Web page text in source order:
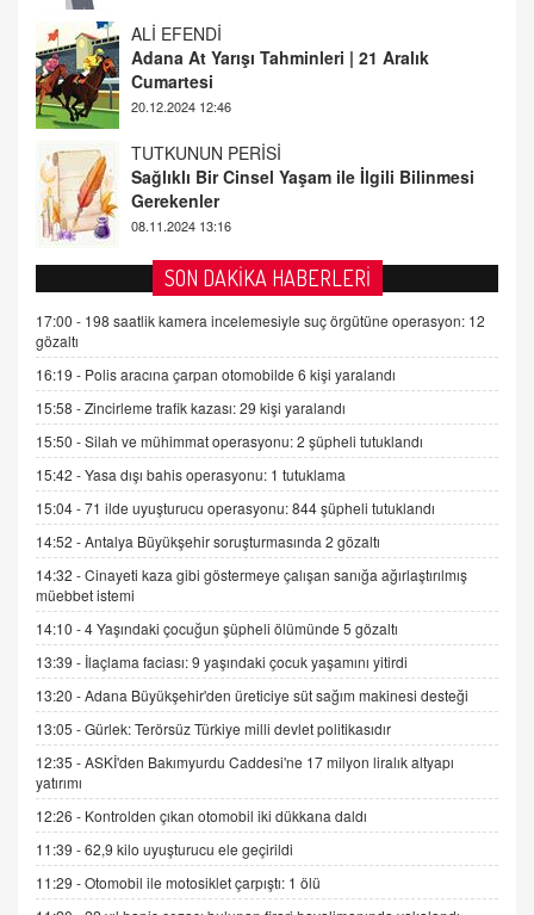
TUTKUNUN PERİSİ
Sağlıklı Bir Cinsel Yaşam ile İlgili Bilinmesi
Gerekenler
08.11.2024 13:16
FARUK ÖNALAN
Tezkere Onaylanmasaydı…
2 Kasım 2021 Salı 00:11
AV. DOĞAN CAN DOĞAN
Kişisel verilerin korunması ve dijital hukukun
gelişimi
SEHER EREK
Kış Ayları Geldi, Hangi Önlemler Alınmalı?
9.12.2025 10:11
İNCİ GÜL AKÖL
Trump Keşke Adana'yı da Ziyaret Etse...
06.07.2026 13:00
ADEM AKÖL
Esed Destekçilerinin Yüzüne Vurulan Şamar:
Sednaya
11.12.2024 12:30
DR. EKREM ASLAN
Gerçek Ne, Algı Ne? "Beraber Yürüyoruz"
Cümlesinin Peşinden
19.07.2025 12:45
GÖNÜL MENEKŞE
Şifacının Yolu
SON DAKİKA HABERLERİ
17:00 - 198 saatlik kamera incelemesiyle suç örgütüne operasyon: 12
gözaltı
16:19 - Polis aracına çarpan otomobilde 6 kişi yaralandı
15:58 -Zincirleme trafik kazası: 29 kişi yaralandı
15:50 -Silah ve mühimmat operasyonu: 2 şüpheli tutuklandı
15:42 -Yasa dışı bahis operasyonu: 1 tutuklama
15:04 -71 ilde uyuşturucu operasyonu: 844 şüpheli tutuklandı
14:52 -Antalya Büyükşehir soruşturmasında 2 gözaltı
14:32 -Cinayeti kaza gibi göstermeye çalışan sanığa ağırlaştırılmış
müebbet istemi
14:10 -4 Yaşındaki çocuğun şüpheli ölümünde 5 gözaltı
13:39 - İlaçlama faciası: 9 yaşındaki çocuk yaşamını yitirdi
13:20 -Adana Büyükşehir'den üreticiye süt sağım makinesi desteği
13:05 -Gürlek: Terörsüz Türkiye milli devlet politikasıdır
12:35 -ASKİ'den Bakımyurdu Caddesi'ne 17 milyon liralık altyapı
yatırımı
12:26 - Kontrolden çıkan otomobil iki dükkana daldı
11:39 -62,9 kilo uyuşturucu ele geçirildi
11:29 -Otomobil ile motosiklet çarpıştı: 1 ölü